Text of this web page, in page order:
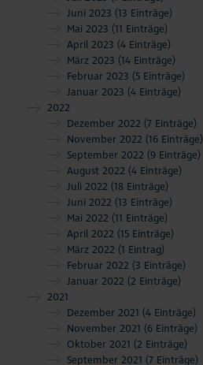
Juni 2023 (13 Einträge)
Mai 2023 (11 Einträge)
April 2023 (4 Einträge)
März 2023 (14 Einträge)
Februar 2023 (5 Einträge)
Januar 2023 (4 Einträge)
2022
Dezember 2022 (7 Einträge)
November 2022 (16 Einträge)
September 2022 (9 Einträge)
August 2022 (4 Einträge)
Juli 2022 (18 Einträge)
Juni 2022 (13 Einträge)
Mai 2022 (11 Einträge)
April 2022 (15 Einträge)
März 2022 (1 Eintrag)
Februar 2022 (3 Einträge)
Januar 2022 (2 Einträge)
2021
Dezember 2021 (4 Einträge)
November 2021 (6 Einträge)
Oktober 2021 (2 Einträge)
September 2021 (7 Einträge)